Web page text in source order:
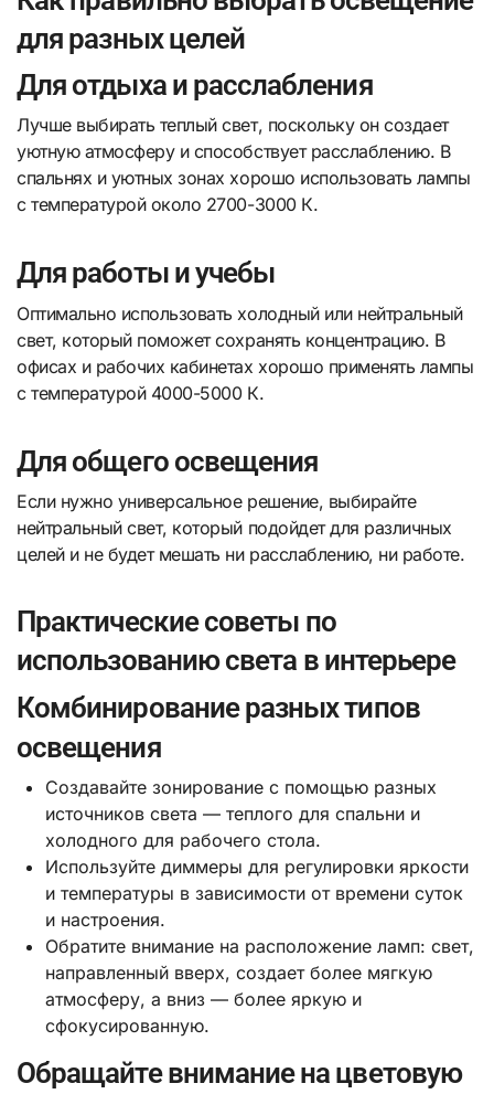
для разных целей
Для отдыха и расслабления
Лучше выбирать теплый свет, поскольку он создает
уютную атмосферу и способствует расслаблению. В
спальнях и уютных зонах хорошо использовать лампы
с температурой около 2700-3000 К.
Для работы и учебы
Оптимально использовать холодный или нейтральный
свет, который поможет сохранять концентрацию. В
офисах и рабочих кабинетах хорошо применять лампы
с температурой 4000-5000 К.
Для общего освещения
Если нужно универсальное решение, выбирайте
нейтральный свет, который подойдет для различных
целей и не будет мешать ни расслаблению, ни работе.
Практические советы по
использованию света в интерьере
Комбинирование разных типов
освещения
Создавайте зонирование с помощью разных
источников света — теплого для спальни и
холодного для рабочего стола.
Используйте диммеры для регулировки яркости
и температуры в зависимости от времени суток
и настроения.
Обратите внимание на расположение ламп: свет,
направленный вверх, создает более мягкую
атмосферу, а вниз — более яркую и
сфокусированную.
Обращайте внимание на цветовую